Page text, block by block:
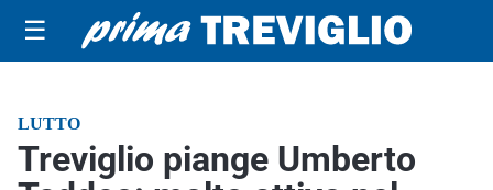
☰
LUTTO
Treviglio piange Umberto